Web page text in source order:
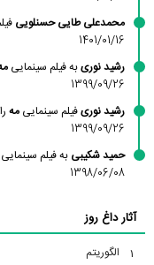
محمدعلی طایی حسنلویی
1401/01/16
رشید نوریبه فیلم سینمایی
1399/09/26
رشید نوریفیلم سینمایی مه
1399/09/26
حمید شکیبی به فیلم سینمایی
1398/06/08
آثار داغ روز
1 الگوریتم